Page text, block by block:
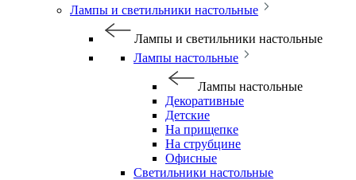
Лампы и светильники настольные
Лампы и светильники настольные
Лампы настольные
Лампы настольные
Декоративные
Детские
На прищепке
На струбцине
Офисные
Светильники настольные